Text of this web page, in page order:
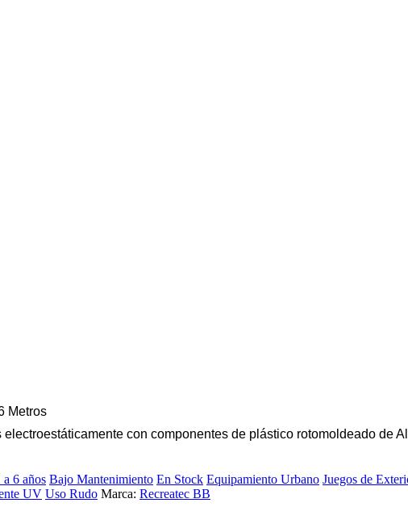
Metros
con componentes de plástico rotomoldeado de
a 6 años Bajo Mantenimiento En Stock Equipamiento Urbano Juegos de
UV Uso Rudo Marca: Recreatec BB